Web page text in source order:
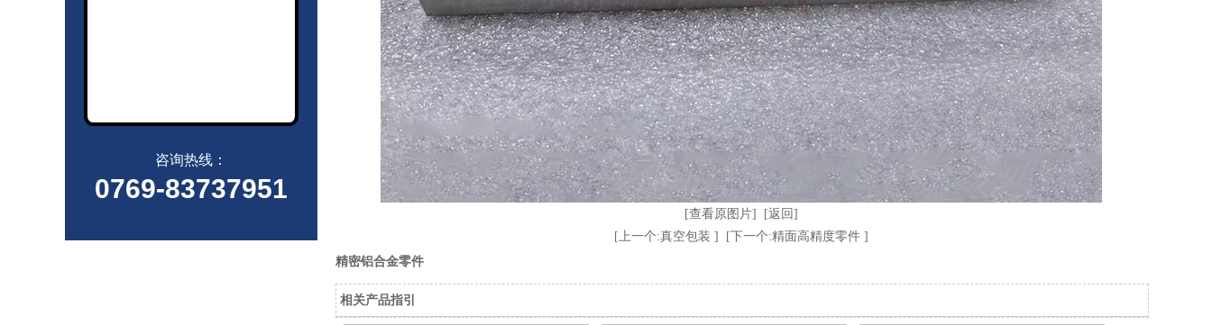
咨询热线：
0769-83737951
[查看原图片]
[返回]
[上一个:真空包装 ]
[下一个:精面高精度零件 ]
精密铝合金零件
相关产品指引